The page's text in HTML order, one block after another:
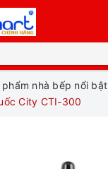
phẩm nhà bếp nổi bật
City CTI-300